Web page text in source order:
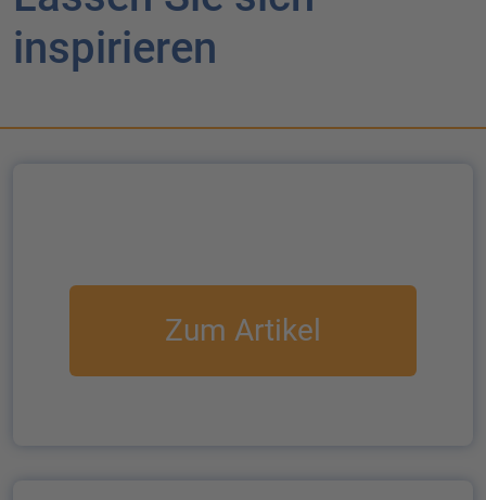
inspirieren
Zum Artikel